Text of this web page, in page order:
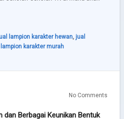
lampion karakter hewan, jual
karakter murah
No Comments
dan Berbagai Keunikan Bentuk